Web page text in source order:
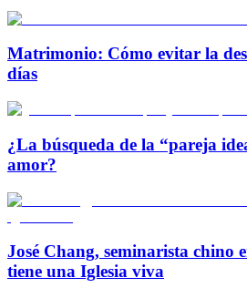
Matrimonio: Cómo evitar la
días
¿La búsqueda de la “pareja
amor?
José Chang, seminarista chino
tiene una Iglesia viva